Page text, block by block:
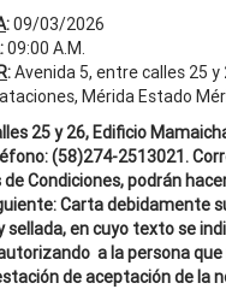
:09/03/2026
:09:00 A.M.
:Avenida 5, entre calles 25
Mérida Estado
25 y 26, Edificio
(58)274-2513021.
Condiciones, podrán
Carta debidamente
sellada, en cuyo texto se
a la persona
de aceptación de la